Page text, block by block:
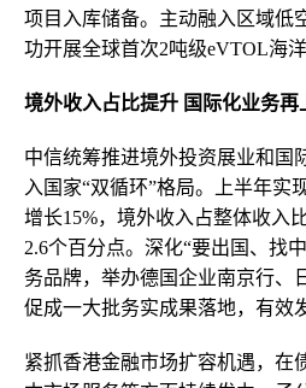
项目入库储备。主动融入区域低
功开展全球首次2吨级eVTOL海
境外收入占比提升 国际化业务再
中信统筹推进境外投资展业和国
入国家“双循环”格局。上半年实
增长15%，境外收入占整体收入
2.6个百分点。深化“要出国、找
务品牌，举办德国企业南京行、
促成一大批务实成果落地，有效
紧抓香港金融市场扩容机遇，在